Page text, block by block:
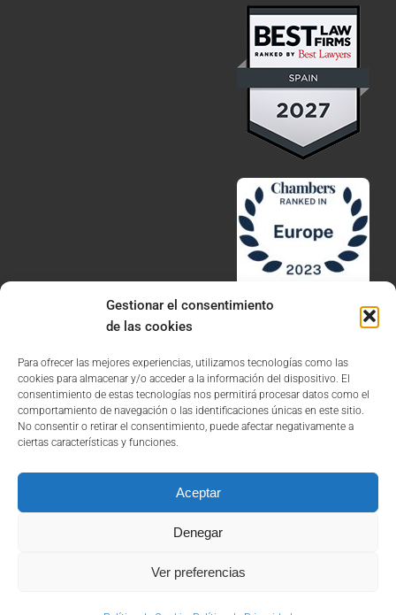
Gestionar el consentimiento
de las cookies
Para ofrecer las mejores experiencias, utilizamos tecnologías como las
cookies para almacenar y/o acceder a la información del dispositivo. El
consentimiento de estas tecnologías nos permitirá procesar datos como el
comportamiento de navegación o las identificaciones únicas en este sitio.
No consentir o retirar el consentimiento, puede afectar negativamente a
ciertas características y funciones.
Aceptar
Denegar
Ver preferencias
Aviso Legal
Política de Privacidad
©2026 Todos los derechos reservados. Marroquín Abogados, S.L.P.